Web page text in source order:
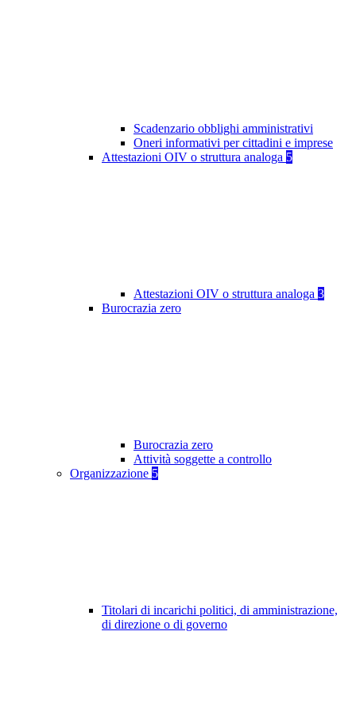
Scadenzario obblighi amministrativi
Oneri informativi per cittadini e imprese
Attestazioni OIV o struttura analoga 5
Attestazioni OIV o struttura analoga 3
Burocrazia zero
Burocrazia zero
Attività soggette a controllo
Organizzazione 5
Titolari di incarichi politici, di amministrazione,
di direzione o di governo